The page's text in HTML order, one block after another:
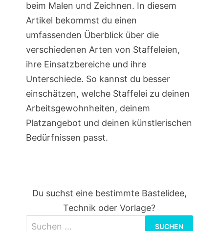
beim Malen und Zeichnen. In diesem
Artikel bekommst du einen
umfassenden Überblick über die
verschiedenen Arten von Staffeleien,
ihre Einsatzbereiche und ihre
Unterschiede. So kannst du besser
einschätzen, welche Staffelei zu deinen
Arbeitsgewohnheiten, deinem
Platzangebot und deinen künstlerischen
Bedürfnissen passt.
Du suchst eine bestimmte Bastelidee,
Technik oder Vorlage?